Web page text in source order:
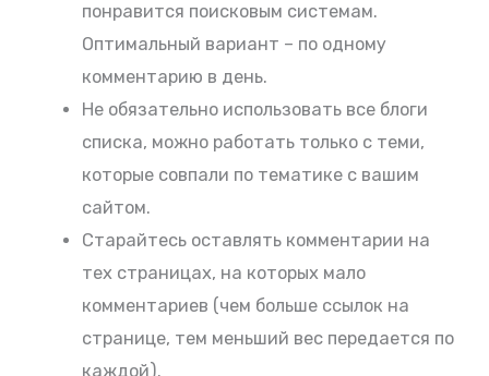
понравится поисковым системам.
Оптимальный вариант – по одному
комментарию в день.
Не обязательно использовать все блоги
списка, можно работать только с теми,
которые совпали по тематике с вашим
сайтом.
Старайтесь оставлять комментарии на
тех страницах, на которых мало
комментариев (чем больше ссылок на
странице, тем меньший вес передается по
каждой).